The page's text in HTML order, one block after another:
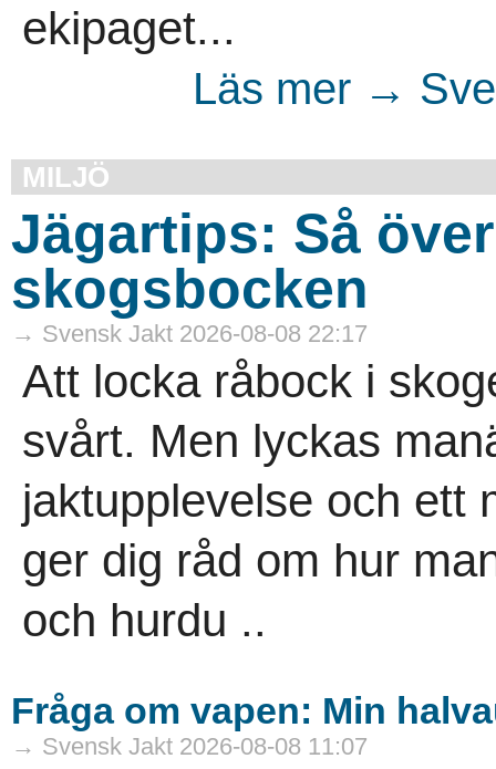
ekipaget...
Läs mer →
MILJÖ
Jägartips: Så
skogsbocken
→ Svensk Jakt 2026-08-08 22:17
Att locka råbock i
svårt. Men lyckas
jaktupplevelse och ett
ger dig råd om hur
och hurdu ..
Fråga om vapen: Min
→ Svensk Jakt 2026-08-08 11:07